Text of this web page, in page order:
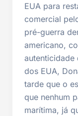
EUA para
comercial
pré-guerra
americano,
autenticidade
dos EUA,
tarde que o
que nenhum
marítima, já